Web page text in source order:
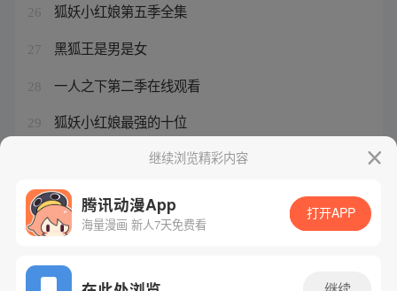
26 狐妖小红娘第五季全集
27 黑狐王是男是女
28 一人之下第二季在线观看
29 狐妖小红娘最强的十位
西行纪孙悟空结局的实力继续浏览精彩内容
腾讯动漫App
海量漫画 新人7天免费看
打开APP
网站备案/许可证号：粤B2-20090059-5